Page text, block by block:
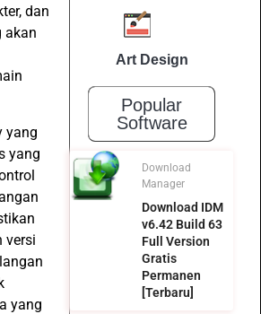
dan
akan
yang
yang
versi
yang
Art Design
Popular
Software
Download
Manager
Download IDM
v6.42 Build 63
Full Version
Gratis
Permanen
[Terbaru]